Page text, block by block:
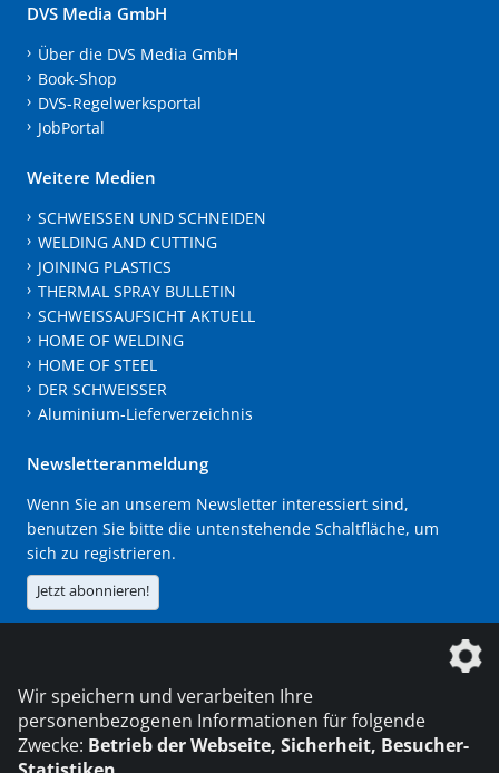
DVS Media GmbH
Über die DVS Media GmbH
Book-Shop
DVS-Regelwerksportal
JobPortal
Weitere Medien
SCHWEISSEN UND SCHNEIDEN
WELDING AND CUTTING
JOINING PLASTICS
THERMAL SPRAY BULLETIN
SCHWEISSAUFSICHT AKTUELL
HOME OF WELDING
HOME OF STEEL
DER SCHWEISSER
Aluminium-Lieferverzeichnis
Newsletteranmeldung
Wenn Sie an unserem Newsletter interessiert sind,
benutzen Sie bitte die untenstehende Schaltfläche, um
sich zu registrieren.
Jetzt abonnieren!
Die DVS Media GmbH ist ein Unternehmen der
Wir speichern und verarbeiten Ihre
personenbezogenen Informationen für folgende
Zwecke: Betrieb der Webseite, Sicherheit, Besucher-